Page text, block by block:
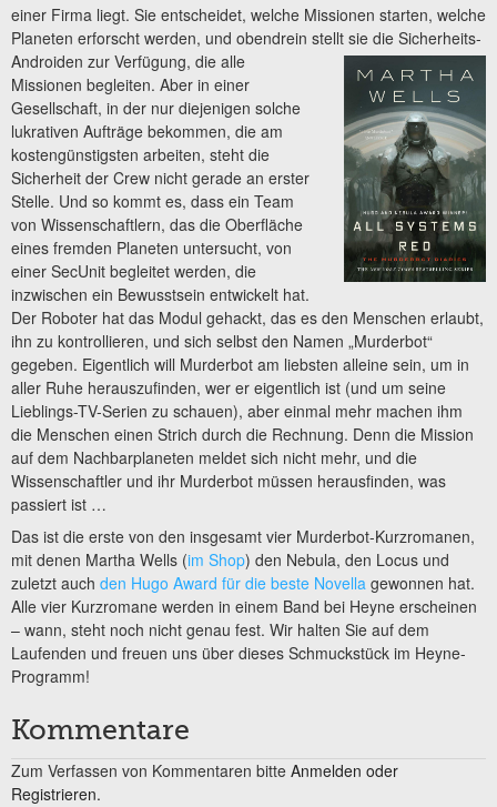
einer Firma liegt. Sie entscheidet, welche Missionen starten, welche
Planeten erforscht werden, und obendrein stellt sie die Sicherheits-
Androiden zur Verfügung, die alle
Missionen begleiten. Aber in einer
Gesellschaft, in der nur diejenigen solche
lukrativen Aufträge bekommen, die am
kostengünstigsten arbeiten, steht die
Sicherheit der Crew nicht gerade an erster
Stelle. Und so kommt es, dass ein Team
von Wissenschaftlern, das die Oberfläche
eines fremden Planeten untersucht, von
einer SecUnit begleitet werden, die
inzwischen ein Bewusstsein entwickelt hat.
Der Roboter hat das Modul gehackt, das es den Menschen erlaubt,
ihn zu kontrollieren, und sich selbst den Namen „Murderbot“
gegeben. Eigentlich will Murderbot am liebsten alleine sein, um in
aller Ruhe herauszufinden, wer er eigentlich ist (und um seine
Lieblings-TV-Serien zu schauen), aber einmal mehr machen ihm
die Menschen einen Strich durch die Rechnung. Denn die Mission
auf dem Nachbarplaneten meldet sich nicht mehr, und die
Wissenschaftler und ihr Murderbot müssen herausfinden, was
passiert ist …
Das ist die erste von den insgesamt vier Murderbot-Kurzromanen,
mit denen Martha Wells (im Shop) den Nebula, den Locus und
zuletzt auch den Hugo Award für die beste Novella gewonnen hat.
Alle vier Kurzromane werden in einem Band bei Heyne erscheinen
– wann, steht noch nicht genau fest. Wir halten Sie auf dem
Laufenden und freuen uns über dieses Schmuckstück im Heyne-
Programm!
Kommentare
Zum Verfassen von Kommentaren bitte Anmelden oder
Registrieren.